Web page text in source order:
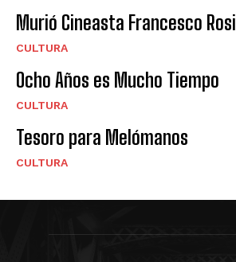
Murió Cineasta Francesco Rosi
CULTURA
Ocho Años es Mucho Tiempo
CULTURA
Tesoro para Melómanos
CULTURA